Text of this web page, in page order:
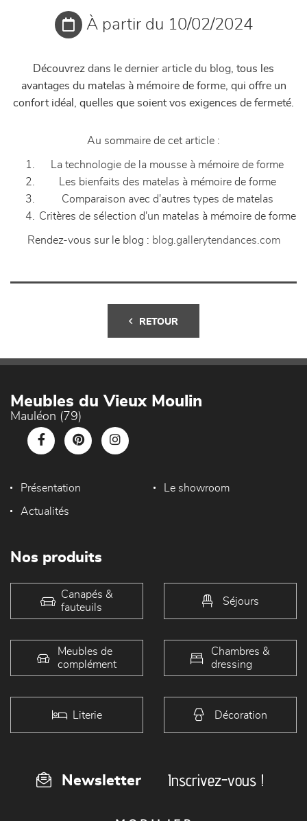
À partir du 10/02/2024
Découvrez dans le dernier article du blog, tous les
avantages du matelas à mémoire de forme, qui offre un
confort idéal, quelles que soient vos exigences de fermeté.
Au sommaire de cet article :
La technologie de la mousse à mémoire de forme
Les bienfaits des matelas à mémoire de forme
Comparaison avec d'autres types de matelas
Critères de sélection d'un matelas à mémoire de forme
Rendez-vous sur le blog : blog.gallerytendances.com
RETOUR
Meubles du Vieux Moulin
Mauléon (79)
Présentation Le showroom
Actualités
Nos produits
Canapés &
fauteuils
Séjours
Meubles de
complément
Chambres &
dressing
Literie Décoration
Newsletter Inscrivez-vous !